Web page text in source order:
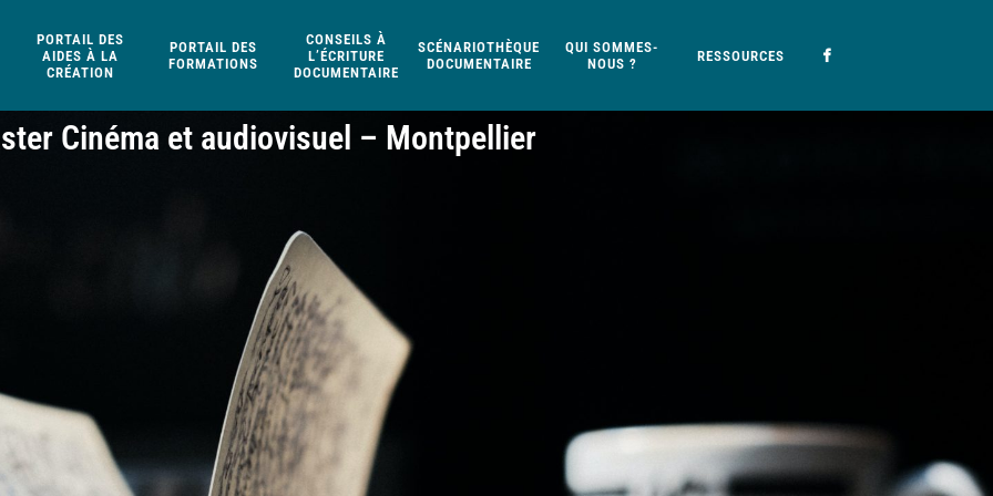
PORTAIL DES
AIDES À LA
CRÉATION
PORTAIL DES
FORMATIONS
CONSEILS À
L’ÉCRITURE
DOCUMENTAIRE
SCÉNARIOTHÈQUE
DOCUMENTAIRE
QUI SOMMES-
NOUS ?
RESSOURCES
Cinéma et audiovisuel – Montpellier